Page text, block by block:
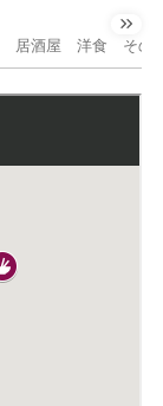
居酒屋 洋食 その